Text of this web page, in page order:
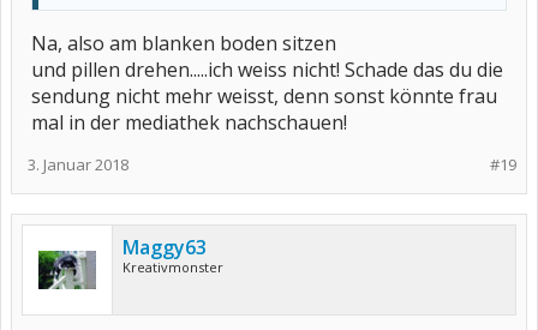
Na, also am blanken boden sitzen
und pillen drehen.....ich weiss nicht! Schade das du die
sendung nicht mehr weisst, denn sonst könnte frau
mal in der mediathek nachschauen!
#19
3. Januar 2018
Maggy63
Kreativmonster